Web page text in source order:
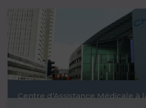
Centre d’Assistance Médicale à